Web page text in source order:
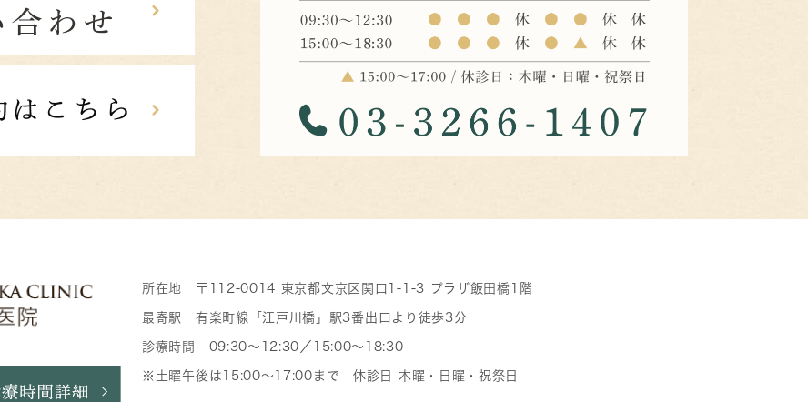
所在地 〒112-0014 東京都文京区関口1-1-3 プラザ飯田橋1階
最寄駅 有楽町線「江戸川橋」駅3番出口より徒歩3分
診療時間 09:30～12:30／15:00～18:30
※土曜午後は15:00～17:00まで 休診日 木曜・日曜・祝祭日